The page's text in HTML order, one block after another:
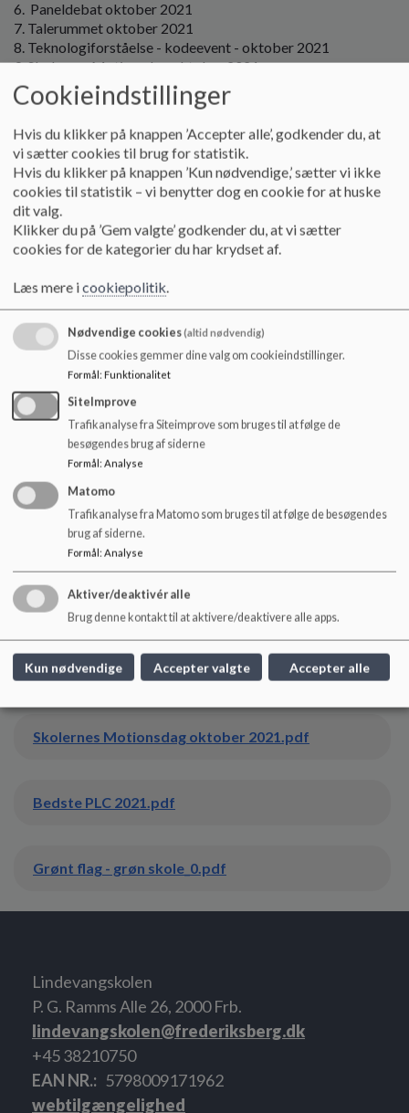
6. Paneldebat oktober 2021
7. Talerummet oktober 2021
8. Teknologiforståelse - kodeevent - oktober 2021
9. Skolernes Motionsdag oktober 2021
10. Bedste PLC i Danmark 2021
11. Grønt flag - grøn skole
Dokumenter
Lucia 2021_0.pdf
Julestemning i aulaen.pdf
Matematikkens dag.pdf
TikTok ekspert Eva Fog på besøg.pdf
Paneldebat oktober 2021.pdf
Talerummet oktober 2021_0.pdf
Teknologiforståelse oktober 2021.pdf
Skolernes Motionsdag oktober 2021.pdf
Bedste PLC 2021.pdf
Grønt flag - grøn skole_0.pdf
Lindevangskolen
P. G. Ramms Alle 26, 2000 Frb.
lindevangskolen@frederiksberg.dk
+45 38210750
EAN NR.
5798009171962
webtilgængelighed
Cookieindstillinger
Hvis du klikker på knappen ’Accepter alle’, godkender du, at
vi sætter cookies til brug for statistik.
Hvis du klikker på knappen ’Kun nødvendige,’ sætter vi ikke
cookies til statistik – vi benytter dog en cookie for at huske
dit valg.
Klikker du på ’Gem valgte’ godkender du, at vi sætter
cookies for de kategorier du har krydset af.
Læs mere icookiepolitik.
Nødvendige cookies(altid nødvendig)
Disse cookies gemmer dine valg om cookieindstillinger.
Formål: Funktionalitet
SiteImprove
Trafikanalyse fra Siteimprove som bruges til at følge de
besøgendes brug af siderne
Formål : Analyse
Matomo
Trafikanalyse fra Matomo som bruges til at følge de besøgendes
brug af siderne.
Formål: Analyse
Aktiver/deaktivér alle
Brug denne kontakt til at aktivere/deaktivere alle apps.
Kun nødvendige Accepter valgte Accepter alle